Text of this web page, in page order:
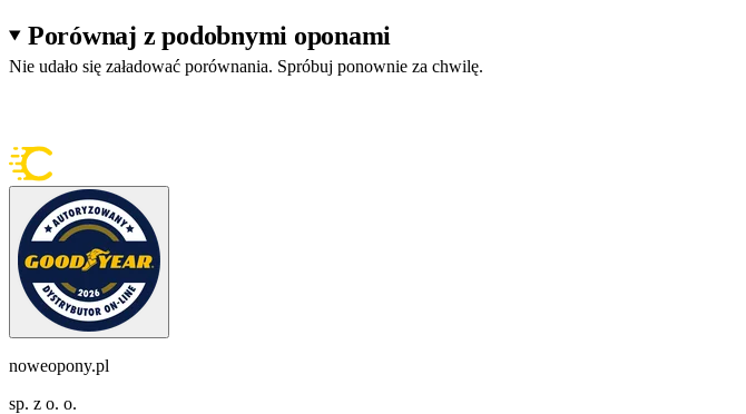
Porównaj z podobnymi oponami
Nie udało się załadować porównania. Spróbuj ponownie za chwilę.
noweopony.pl
sp. z o. o.